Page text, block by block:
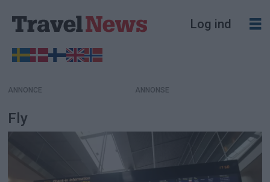
Log ind
ANNONCE
Fly